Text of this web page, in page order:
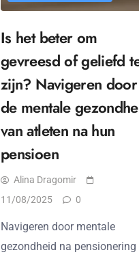
Is het beter om
gevreesd of geliefd
zijn? Navigeren door
de mentale
van atleten na hun
pensioen
Alina Dragomir
11/08/2025
0
Navigeren door mentale
gezondheid na pensionering